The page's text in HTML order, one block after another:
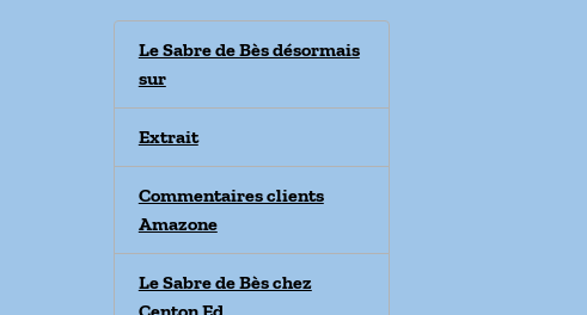
Le Sabre de Bès désormais
sur
Extrait
Commentaires clients
Amazone
Le Sabre de Bès chez